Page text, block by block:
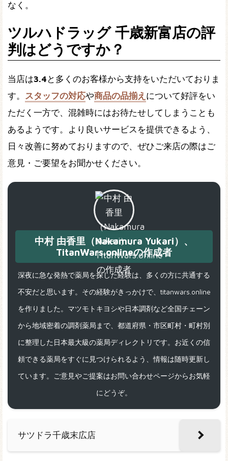
なく。
ツルハドラッグ 千歳新富店の評
判はどうですか？
当店は3.4 と多くのお客様から支持をいただいておりま
す。 スタッフの対応や商品の品揃え について好評をい
ただく一方で、混雑時にはお待たせしてしまうことも
あるようです。より良いサービスを提供できるよう、
日々改善に努めておりますので、ぜひご来店の際はご
意見・ご要望をお聞かせください。
中村 由香里（Nakamura Yukari）、
TitanWars.onlineの作成者
深夜に急な発熱で薬局を探した経験は、多くの方に共通する
不安だと思います。その経験がきっかけで、titanwars.online
を作りました。マツモトキヨシや日本調剤など全国チェーン
から地域密着の調剤薬局まで、都道府県・市区町村・町村別
に整理した日本最大級の薬局ディレクトリです。お近くの信
頼できる薬局をすぐに見つけられるよう、情報は随時更新し
ています。ご意見やご提案はお問い合わせページからお気軽
にどうぞ。
サツドラ千歳末広店